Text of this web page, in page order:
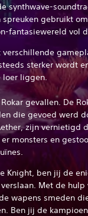
synthwave-
gebruikt
fantasiewereld vol
sterker wordt
loer liggen.
gevallen. De
die gevoed werd
zijn vernietigd
monsters en
Knight, ben jij de
Met de hulp
wapens smeden
Ben jij de